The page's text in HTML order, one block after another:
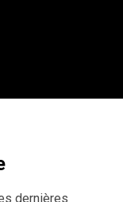
dernières